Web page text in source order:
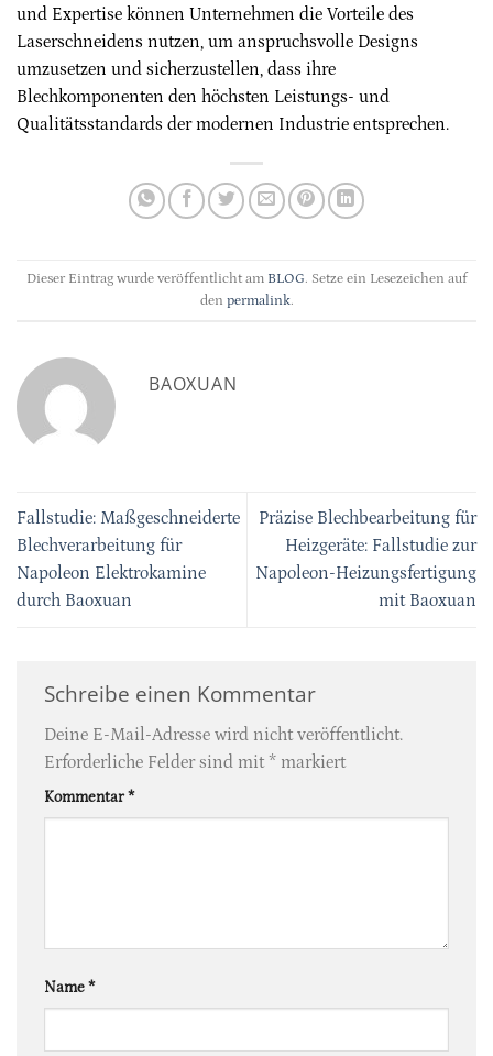
und Expertise können Unternehmen die Vorteile des
Laserschneidens nutzen, um anspruchsvolle Designs
umzusetzen und sicherzustellen, dass ihre
Blechkomponenten den höchsten Leistungs- und
Qualitätsstandards der modernen Industrie entsprechen.
Dieser Eintrag wurde veröffentlicht am BLOG. Setze ein Lesezeichen auf
den permalink.
BAOXUAN
Fallstudie: Maßgeschneiderte
Blechverarbeitung für
Napoleon Elektrokamine
durch Baoxuan
Präzise Blechbearbeitung für
Heizgeräte: Fallstudie zur
Napoleon-Heizungsfertigung
mit Baoxuan
Schreibe einen Kommentar
Deine E-Mail-Adresse wird nicht veröffentlicht.
Erforderliche Felder sind mit* markiert
Kommentar*
Name*